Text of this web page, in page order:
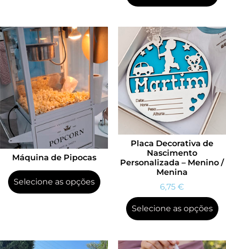
Máquina de Pipocas
Selecione as opções
Placa Decorativa de
Nascimento
Personalizada – Menino /
Menina
6,75 €
Selecione as opções